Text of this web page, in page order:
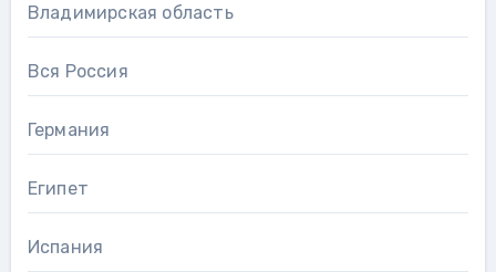
Владимирская область
Вся Россия
Германия
Египет
Испания